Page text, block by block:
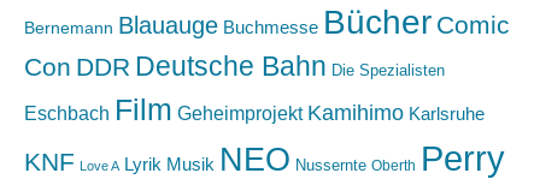
Bernemann Blauauge Buchmesse Bücher Comic
Con DDR Deutsche Bahn Die Spezialisten
Eschbach Film Geheimprojekt Kamihimo Karlsruhe
KNF Love A Lyrik Musik NEO Nussernte Oberth Perry